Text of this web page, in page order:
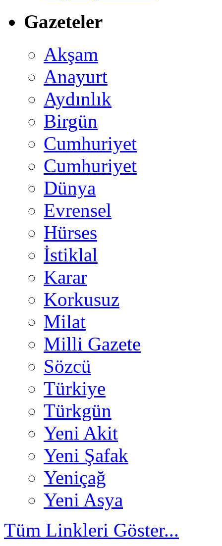
Gazeteler
Akşam
Anayurt
Aydınlık
Birgün
Cumhuriyet
Cumhuriyet
Dünya
Evrensel
Hürses
İstiklal
Karar
Korkusuz
Milat
Milli Gazete
Sözcü
Türkiye
Türkgün
Yeni Akit
Yeni Şafak
Yeniçağ
Yeni Asya
Tüm Linkleri Göster...